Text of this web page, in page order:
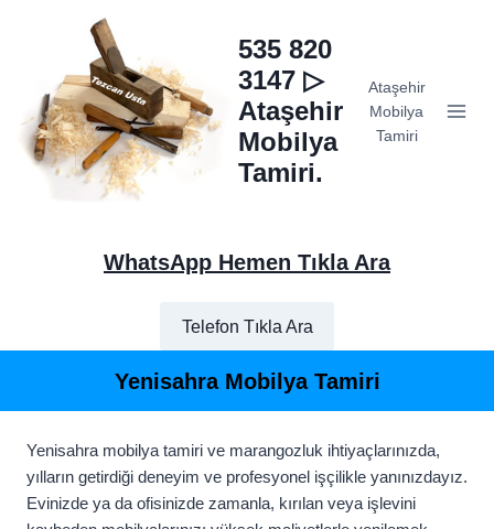
535 820
3147 ▷
Ataşehir
Mobilya
Tamiri.
Ataşehir
Mobilya
Tamiri
WhatsApp Hemen Tıkla Ara
Telefon Tıkla Ara
Yenisahra Mobilya Tamiri
Yenisahra mobilya tamiri ve marangozluk ihtiyaçlarınızda,
yılların getirdiği deneyim ve profesyonel işçilikle yanınızdayız.
Evinizde ya da ofisinizde zamanla, kırılan veya işlevini